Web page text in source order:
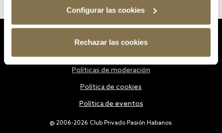
Configurar las cookies
Rechazar las cookies
@ 2006-2026 Club Privado Pasión Habanos.
Políticas de moderación
Política de cookies
Política de eventos